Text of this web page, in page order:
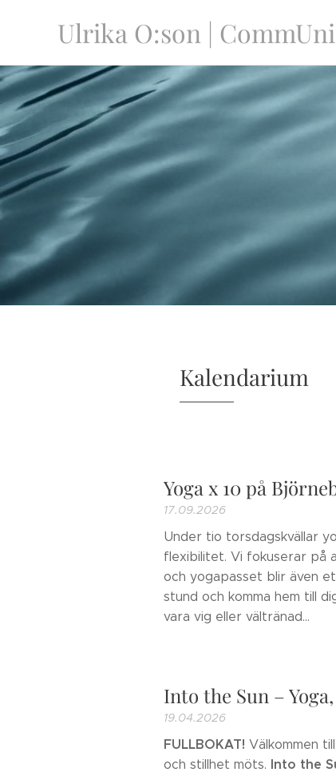
Ulrika O:son |
Kalendarium
Yoga x 10 på
17.09.2026
Under tio torsdagskvällar
flexibilitet. Vi fokuserar på
och yogapasset blir även
stund och komma hem till
vara vig eller vältränad...
Into the Sun –
19.04.2026
FULLBOKAT! Välkommen
och stillhet möts. Into the